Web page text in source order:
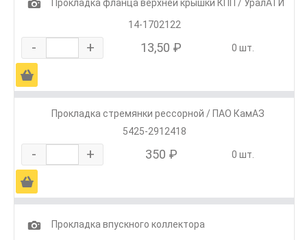
Прокладка фланца верхней крышки КПП / УралАТИ
14-1702122
- + 13,50 ₽ 0 шт.
Ä
Прокладка стремянки рессорной / ПАО КамАЗ
5425-2912418
- + 350 ₽ 0 шт.
Ä
1
Прокладка впускного коллектора